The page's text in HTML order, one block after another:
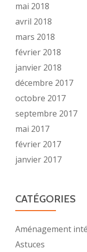
mai 2018
avril 2018
mars 2018
février 2018
janvier 2018
décembre 2017
octobre 2017
septembre 2017
mai 2017
février 2017
janvier 2017
CATÉGORIES
Aménagement
Astuces